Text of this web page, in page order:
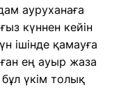
ауруханаға
күннен кейін
ішінде қамауға
ең ауыр жаза
үкім толық